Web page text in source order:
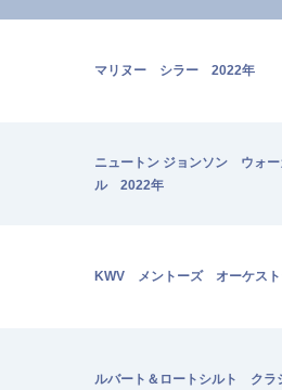
マリヌー シラー 2022年
ニュートン ジョンソン ウォ
ル 2022年
KWV メントーズ オーケス
ルバート＆ロートシルト ク